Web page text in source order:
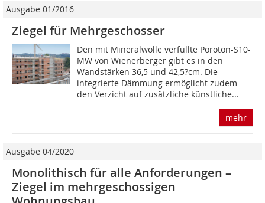
Ausgabe 01/2016
Ziegel für Mehrgeschosser
Den mit Mineralwolle verfüllte Poroton-S10-
MW von Wienerberger gibt es in den
Wandstärken 36,5 und 42,5?cm. Die
integrierte Dämmung ermöglicht zudem
den Verzicht auf zusätzliche künstliche...
mehr
Ausgabe 04/2020
Monolithisch für alle Anforderungen –
Ziegel im mehrgeschossigen